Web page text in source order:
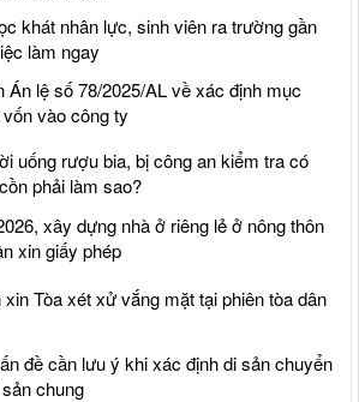
khát nhân lực, sinh viên ra trường gần
làm ngay
Án lệ số 78/2025/AL về xác định mục
vào công ty
uống rượu bia, bị công an kiểm tra có
phải làm sao?
xây dựng nhà ở riêng lẻ ở nông thôn
xin giấy phép
xin Tòa xét xử vắng mặt tại phiên tòa dân
đề cần lưu ý khi xác định di sản chuyển
chung